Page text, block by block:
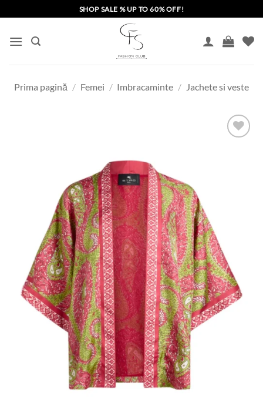
to
content
SHOP SALE % UP TO 60% OFF!
Prima pagină / Femei / Imbracaminte / Jachete si veste